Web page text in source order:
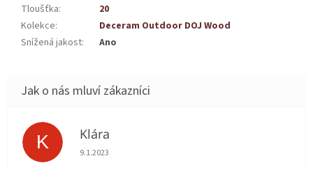
Tloušťka:
20
Kolekce:
Deceram Outdoor DOJ Wood
Snížená jakost: Ano
K Klára
Hodnocení obchodu je 5 z 5 hvězdiček.
9.1.2023